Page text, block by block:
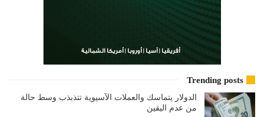
Trending posts
الدولار يتماسك والعملات الآسيوية تتذبذب وسط حالة
من عدم اليقين